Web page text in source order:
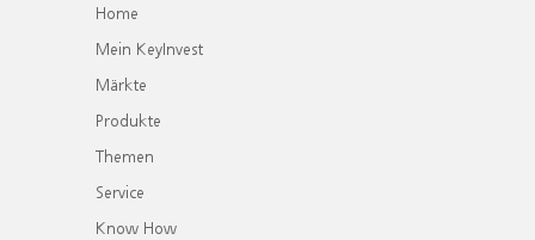
Home
Mein KeyInvest
Märkte
Produkte
Themen
Service
Know How